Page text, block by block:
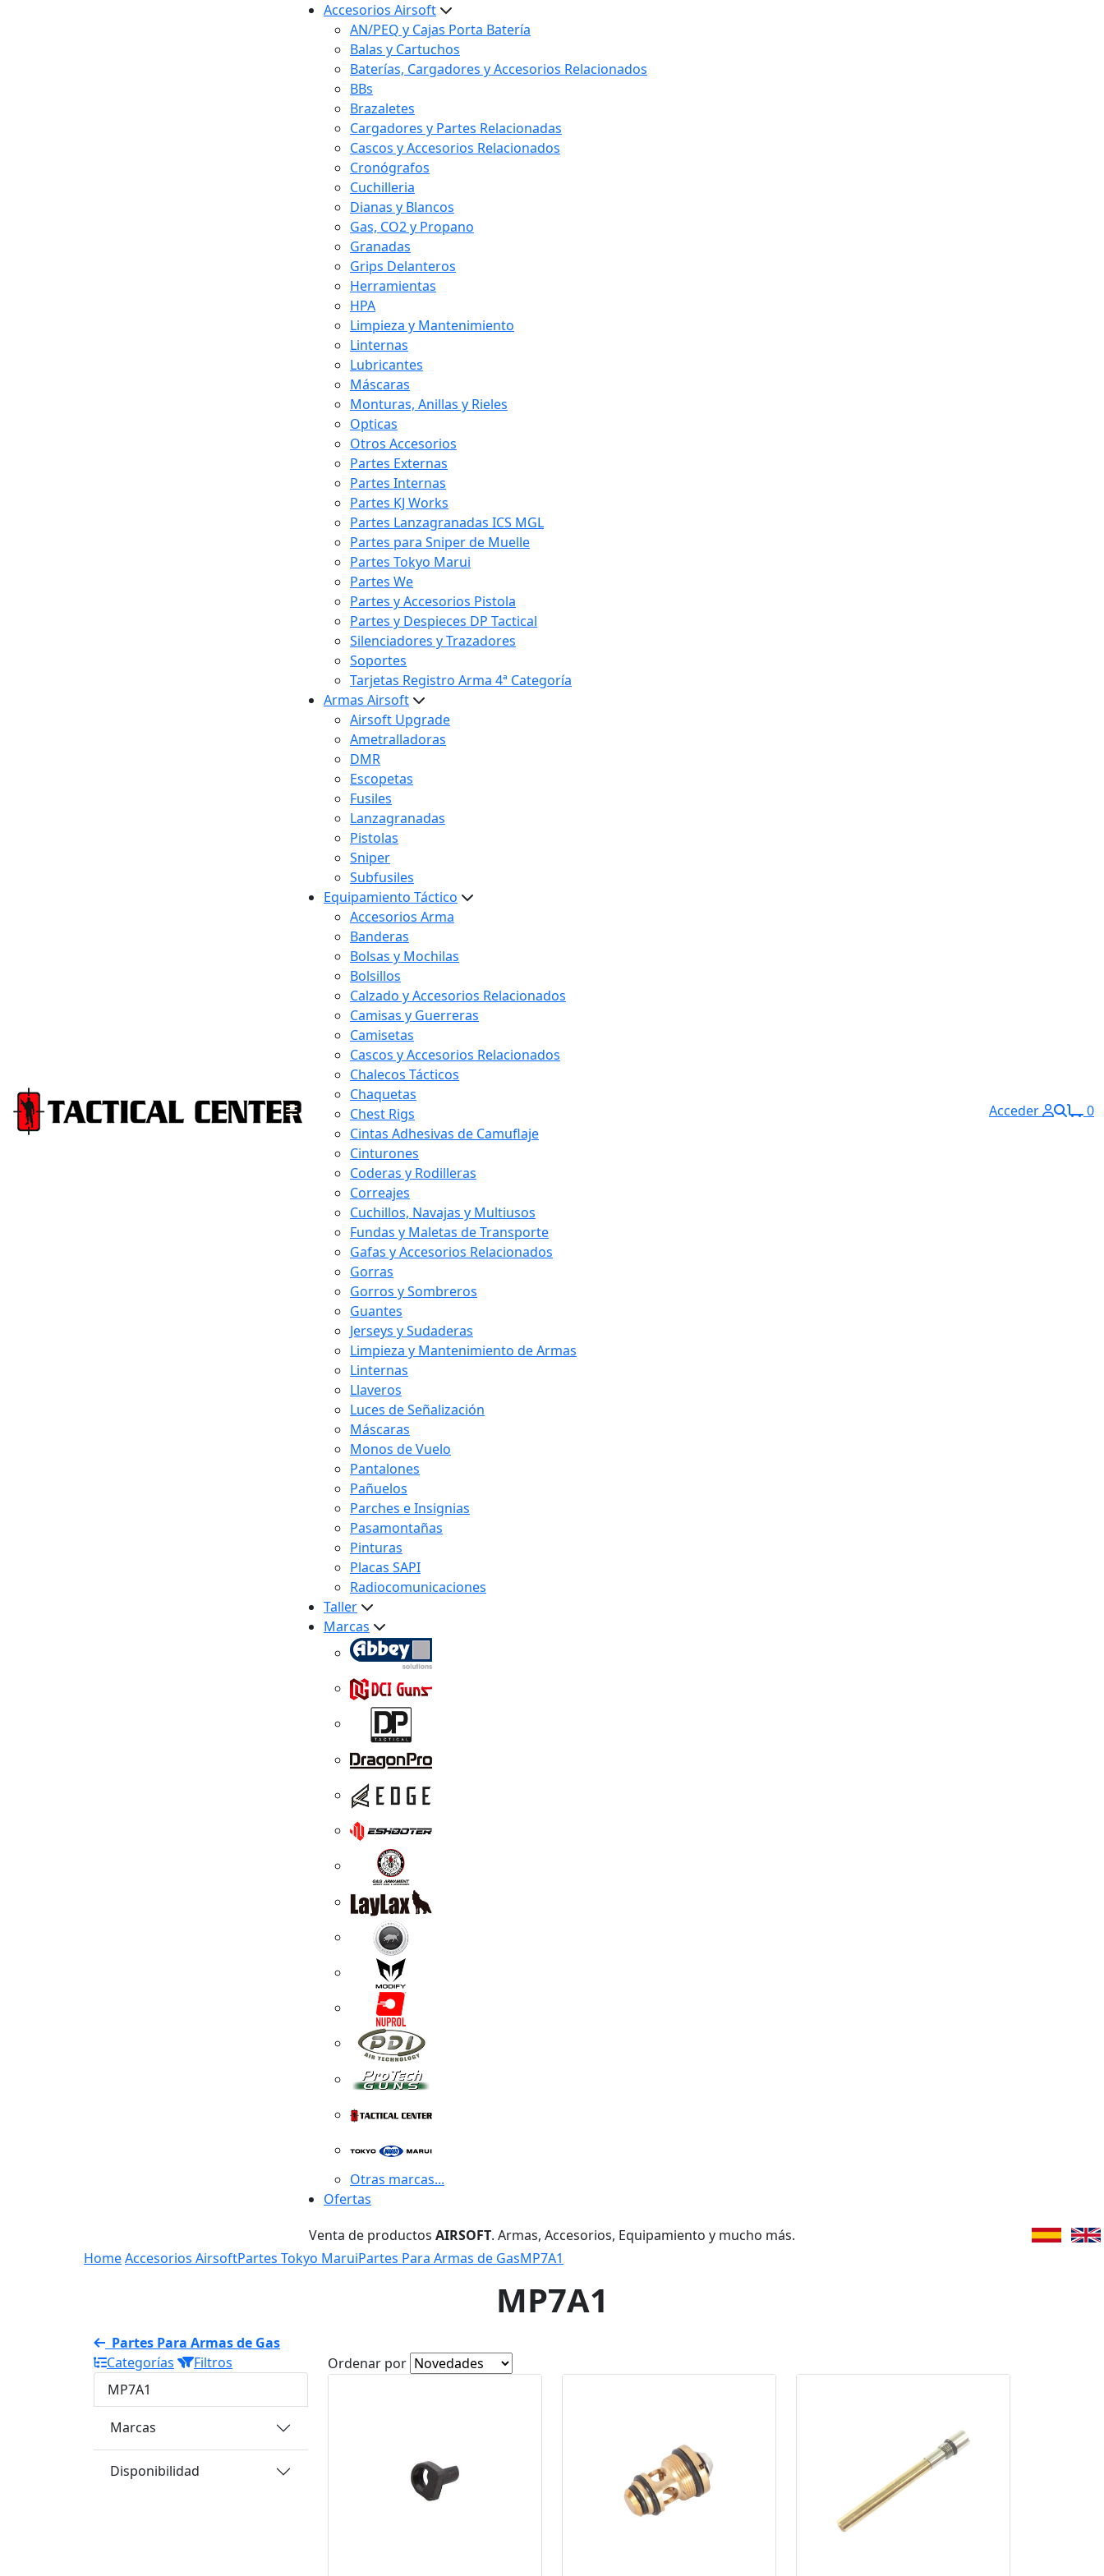
Accesorios Airsoft
AN/PEQ y Cajas Porta Batería
Balas y Cartuchos
Baterías, Cargadores y Accesorios Relacionados
BBs
Brazaletes
Cargadores y Partes Relacionadas
Cascos y Accesorios Relacionados
Cronógrafos
Cuchilleria
Dianas y Blancos
Gas, CO2 y Propano
Granadas
Grips Delanteros
Herramientas
HPA
Limpieza y Mantenimiento
Linternas
Lubricantes
Máscaras
Monturas, Anillas y Rieles
Opticas
Otros Accesorios
Partes Externas
Partes Internas
Partes KJ Works
Partes Lanzagranadas ICS MGL
Partes para Sniper de Muelle
Partes Tokyo Marui
Partes We
Partes y Accesorios Pistola
Partes y Despieces DP Tactical
Silenciadores y Trazadores
Soportes
Tarjetas Registro Arma 4ª Categoría
Armas Airsoft
Airsoft Upgrade
Ametralladoras
DMR
Escopetas
Fusiles
Lanzagranadas
Pistolas
Sniper
Subfusiles
Equipamiento Táctico
Accesorios Arma
Banderas
Bolsas y Mochilas
Bolsillos
Calzado y Accesorios Relacionados
Camisas y Guerreras
Camisetas
Cascos y Accesorios Relacionados
Chalecos Tácticos
Chaquetas
Chest Rigs
Cintas Adhesivas de Camuflaje
Cinturones
Coderas y Rodilleras
Correajes
Cuchillos, Navajas y Multiusos
Fundas y Maletas de Transporte
Gafas y Accesorios Relacionados
Gorras
Gorros y Sombreros
Guantes
Jerseys y Sudaderas
Limpieza y Mantenimiento de Armas
Linternas
Llaveros
Luces de Señalización
Máscaras
Monos de Vuelo
Pantalones
Pañuelos
Parches e Insignias
Pasamontañas
Pinturas
Placas SAPI
Radiocomunicaciones
Taller
Marcas
Otras marcas...
Ofertas
Acceder 0
Venta de productos AIRSOFT. Armas, Accesorios, Equipamiento y mucho más.
HomeAccesorios AirsoftPartes Tokyo MaruiPartes Para Armas de GasMP7A1
MP7A1
Partes Para Armas de Gas
Categorías
Filtros
MP7A1
Marcas
Disponibilidad
Ordenar por